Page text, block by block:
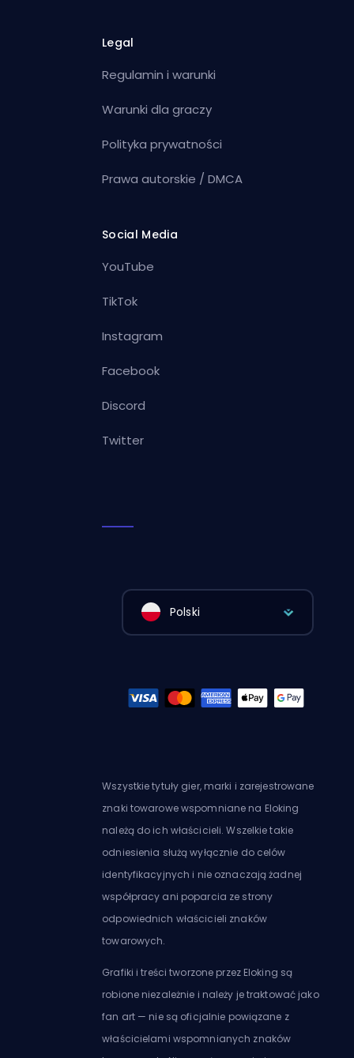
Legal
Regulamin i warunki
Warunki dla graczy
Polityka prywatności
Prawa autorskie / DMCA
Social Media
YouTube
TikTok
Instagram
Facebook
Discord
Twitter
Polski
Wszystkie tytuły gier, marki i zarejestrowane
znaki towarowe wspomniane na Eloking
należą do ich właścicieli. Wszelkie takie
odniesienia służą wyłącznie do celów
identyfikacyjnych i nie oznaczają żadnej
współpracy ani poparcia ze strony
odpowiednich właścicieli znaków
towarowych.
Grafiki i treści tworzone przez Eloking są
robione niezależnie i należy je traktować jako
fan art — nie są oficjalnie powiązane z
właścicielami wspomnianych znaków